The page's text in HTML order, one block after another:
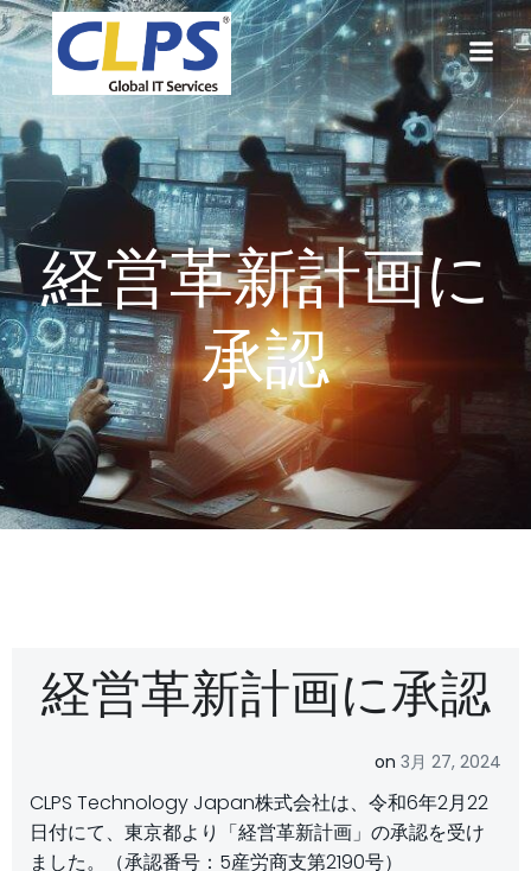
コ
ン
テ
ン
ツ
へ
ス
プ
経営革新計画に
承認
経営革新計画に承認
on 3月 27, 2024
CLPS Technology Japan株式会社は、令和6年2月22
日付にて、東京都より「経営革新計画」の承認を受け
ました。（承認番号：5産労商支第2190号）